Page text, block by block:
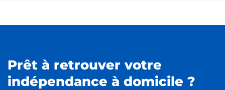
Prêt à retrouver votre
indépendance à domicile ?